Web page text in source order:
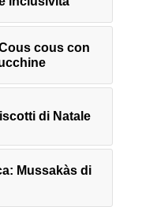
cous con
di Natale
Mussakàs di